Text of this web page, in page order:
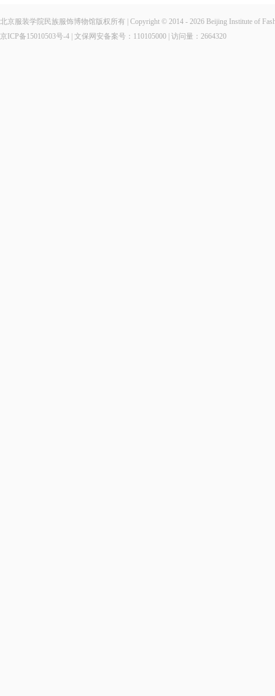
北京服装学院民族服饰博物馆版权所有 | Copyright © 2014 - 2026 Beijing Institute of
京ICP备15010503号-4 | 文保网安备案号：110105000 | 访问量： 2664320